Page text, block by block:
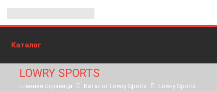
Каталог
LOWRY SPORTS
Главная страница Каталог Lowry Sports
Lowry Sports